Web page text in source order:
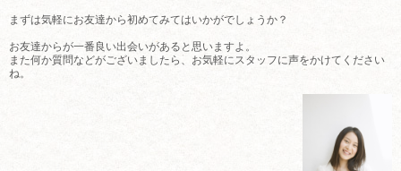
まずは気軽にお友達から初めてみてはいかがでしょうか？
お友達からが一番良い出会いがあると思いますよ。
また何か質問などがございましたら、お気軽にスタッフに声をかけてください
ね。